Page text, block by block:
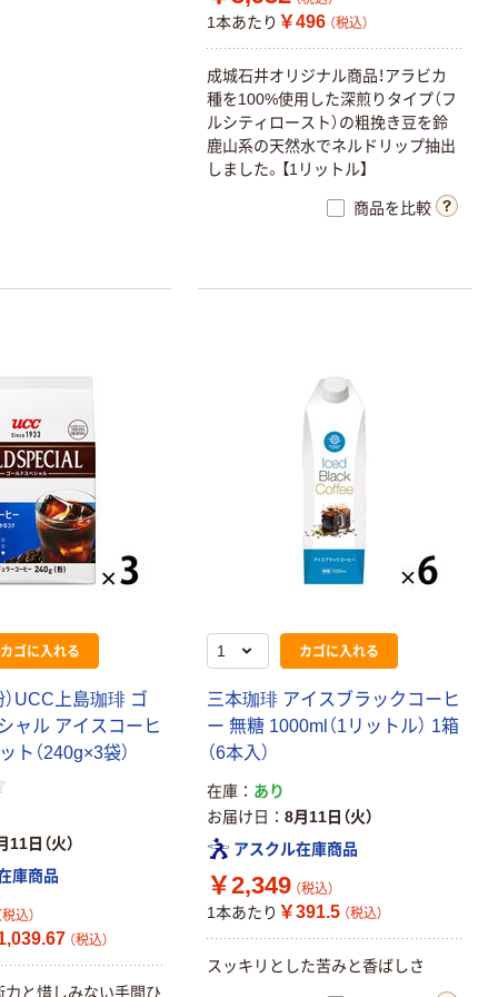
1本あたり ￥496 （税込）
成城石井オリジナル商品！アラビカ
種を100%使用した深煎りタイプ（フ
ルシティロースト）の粗挽き豆を鈴
鹿山系の天然水でネルドリップ抽出
しました。【1リットル】
商品を比較
カゴに入れる
）UCC上島珈琲 ゴ
ャル アイスコーヒ
ト（240g×3袋）
11日（火）
庫商品
税込）
（税込）
力と惜しみない手間ひ
カゴに入れる
三本珈琲 アイスブラックコーヒ
ー 無糖 1000ml（1リットル） 1箱
（6本入）
在庫
あり
お届け日
8月11日（火）
アスクル在庫商品
￥2,349 （税込）
1本あたり ￥391.5 （税込）
スッキリとした苦みと香ばしさ